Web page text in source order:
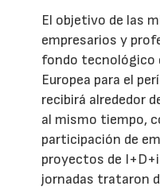
El objetivo de las
empresarios y
fondo tecnológico
Europea para el
recibirá alrededor
al mismo tiempo,
participación de
proyectos de
jornadas trataron